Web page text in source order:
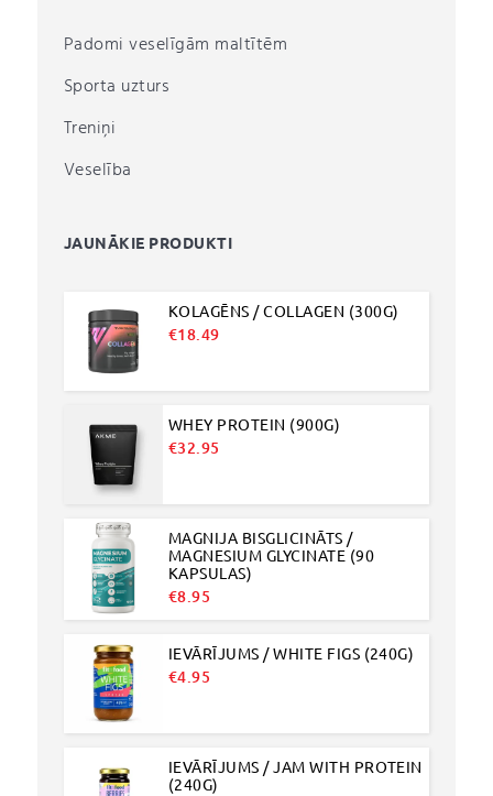
Padomi veselīgām maltītēm
Sporta uzturs
Treniņi
Veselība
JAUNĀKIE PRODUKTI
KOLAGĒNS / COLLAGEN (300G)
€18.49
WHEY PROTEIN (900G)
€32.95
MAGNIJA BISGLICINĀTS /
MAGNESIUM GLYCINATE (90
KAPSULAS)
€8.95
IEVĀRĪJUMS / WHITE FIGS (240G)
€4.95
IEVĀRĪJUMS / JAM WITH PROTEIN
(240G)